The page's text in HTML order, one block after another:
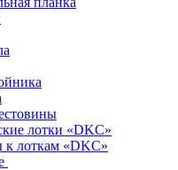
лотки «DKC»
к лоткам «DKC»